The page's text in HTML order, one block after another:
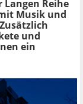
Reihe
Musik und
und
ein